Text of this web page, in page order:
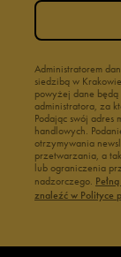
Administratorem
siedzibą w
powyżej dane
administratora, za
Podając swój
handlowych.
otrzymywania
przetwarzania, a
lub ograniczenia
nadzorczego.
znaleźć w Polityce